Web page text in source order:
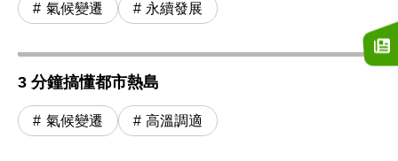
氣候變遷 永續發展
3 分鐘搞懂都市熱島
氣候變遷 高溫調適